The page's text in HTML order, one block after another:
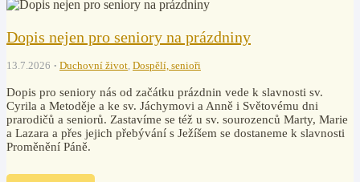
Dopis nejen pro seniory na prázdniny
13.7.2026 Duchovní život, Dospělí, senioři
Dopis pro seniory nás od začátku prázdnin vede k slavnosti sv.
Cyrila a Metoděje a ke sv. Jáchymovi a Anně i Světovému dni
prarodičů a seniorů. Zastavíme se též u sv. sourozenců Marty, Marie
a Lazara a přes jejich přebývání s Ježíšem se dostaneme k slavnosti
Proměnění Páně.